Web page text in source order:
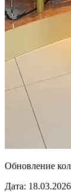
Обновление
Дата: